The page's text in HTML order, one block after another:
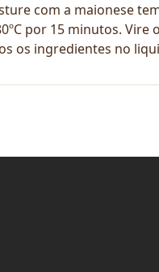
com a maionese
por 15 minutos. Vire
os ingredientes no